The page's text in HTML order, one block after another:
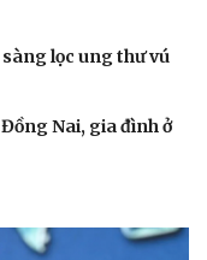
lọc ung thư vú
Nai, gia đình ở